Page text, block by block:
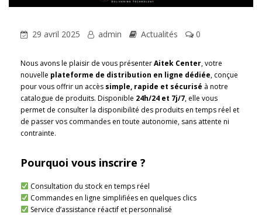
29 avril 2025 admin Actualités 0
Nous avons le plaisir de vous présenterAitek Center, votre
nouvelle plateforme de distribution en ligne dédiée, conçue
pour vous offrir un accès simple, rapide et sécurisé à notre
catalogue de produits. Disponible 24h/24 et 7j/7, elle vous
permet de consulter la disponibilité des produits en temps réel et
de passer vos commandes en toute autonomie, sans attente ni
contrainte.
Pourquoi vous inscrire ?
Consultation du stock en temps réel
Commandes en ligne simplifiées en quelques clics
Service d’assistance réactif et personnalisé